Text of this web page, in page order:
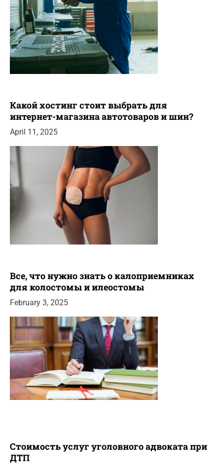
Какой хостинг стоит выбрать для
интернет-магазина автотоваров и шин?
April 11, 2025
Все, что нужно знать о калоприемниках
для колостомы и илеостомы
February 3, 2025
Стоимость услуг уголовного адвоката при
ДТП